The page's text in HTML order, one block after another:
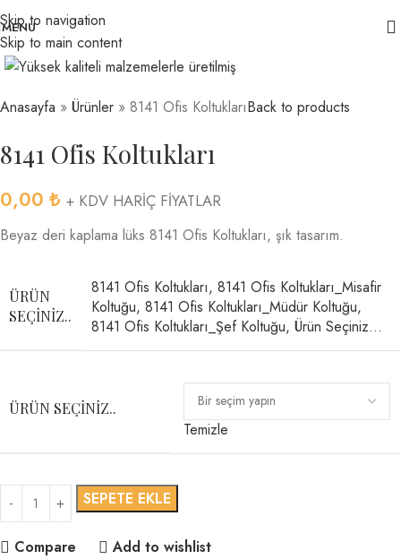
Skip to navigation
Skip to main content
MENU
Anasayfa » Ürünler » 8141 Ofis KoltuklarıBack to products
8141 Ofis Koltukları
0,00 ₺ + KDV HARİÇ FİYATLAR
Beyaz deri kaplama lüks 8141 Ofis Koltukları, şık tasarım.
ÜRÜN
SEÇINIZ..
8141 Ofis Koltukları, 8141 Ofis Koltukları_Misafir
Koltuğu, 8141 Ofis Koltukları_Müdür Koltuğu,
8141 Ofis Koltukları_Şef Koltuğu, Ürün Seçiniz…
ÜRÜN SEÇINIZ..
Temizle
SEPETE EKLE
Compare Add to wishlist